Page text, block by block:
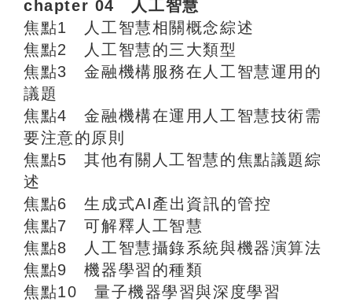
chapter 04 人工智慧
焦點1 人工智慧相關概念綜述
焦點2 人工智慧的三大類型
焦點3 金融機構服務在人工智慧運用的
議題
焦點4 金融機構在運用人工智慧技術需
要注意的原則
焦點5 其他有關人工智慧的焦點議題綜
述
焦點6 生成式AI產出資訊的管控
焦點7 可解釋人工智慧
焦點8 人工智慧攝錄系統與機器演算法
焦點9 機器學習的種類
焦點10 量子機器學習與深度學習